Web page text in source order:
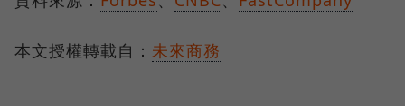
本文授權轉載自： 未來商務